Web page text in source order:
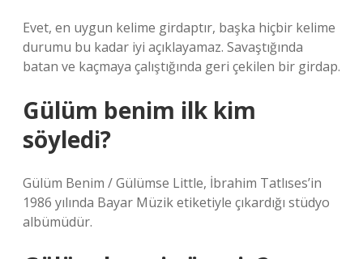
Evet, en uygun kelime girdaptır, başka hiçbir kelime
durumu bu kadar iyi açıklayamaz. Savaştığında
batan ve kaçmaya çalıştığında geri çekilen bir girdap.
Gülüm benim ilk kim
söyledi?
Gülüm Benim / Gülümse Little, İbrahim Tatlıses’in
1986 yılında Bayar Müzik etiketiyle çıkardığı stüdyo
albümüdür.